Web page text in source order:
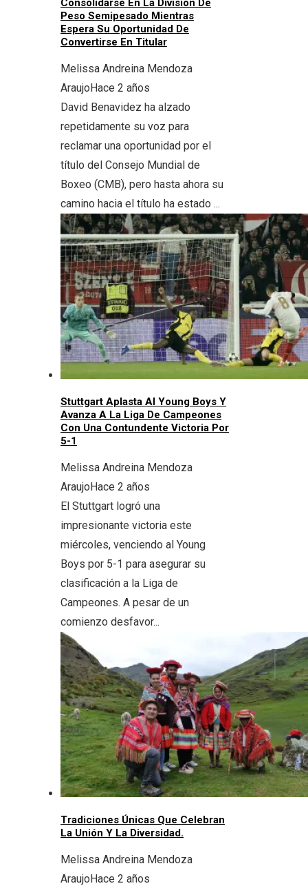
Consolidarse En La División De
Peso Semipesado Mientras
Espera Su Oportunidad De
Convertirse En Titular
Melissa Andreina Mendoza
AraujoHace 2 años
David Benavidez ha alzado
repetidamente su voz para
reclamar una oportunidad por el
título del Consejo Mundial de
Boxeo (CMB), pero hasta ahora su
camino hacia el título ha estado ...
Stuttgart Aplasta Al Young Boys Y
Avanza A La Liga De Campeones
Con Una Contundente Victoria Por
5-1
Melissa Andreina Mendoza
AraujoHace 2 años
El Stuttgart logró una
impresionante victoria este
miércoles, venciendo al Young
Boys por 5-1 para asegurar su
clasificación a la Liga de
Campeones. A pesar de un
comienzo desfavor...
Tradiciones Únicas Que Celebran
La Unión Y La Diversidad.
Melissa Andreina Mendoza
AraujoHace 2 años